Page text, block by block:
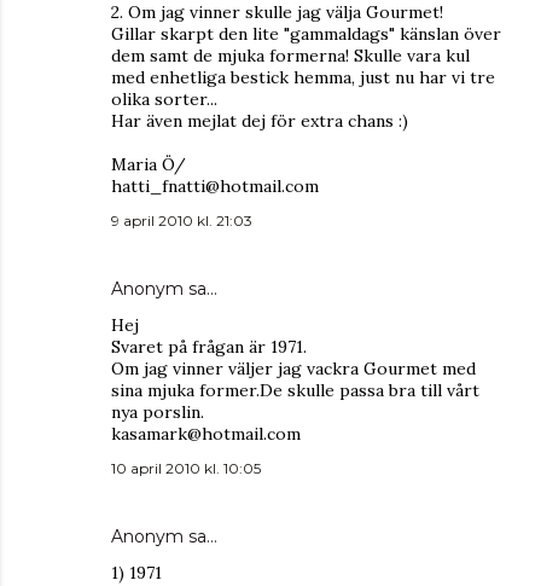
2. Om jag vinner skulle jag välja Gourmet!
Gillar skarpt den lite "gammaldags" känslan över
dem samt de mjuka formerna! Skulle vara kul
med enhetliga bestick hemma, just nu har vi tre
olika sorter...
Har även mejlat dej för extra chans :)
Maria Ö/
hatti_fnatti@hotmail.com
9 april 2010 kl. 21:03
Anonym sa…
Hej
Svaret på frågan är 1971.
Om jag vinner väljer jag vackra Gourmet med
sina mjuka former.De skulle passa bra till vårt
nya porslin.
kasamark@hotmail.com
10 april 2010 kl. 10:05
Anonym sa…
1) 1971